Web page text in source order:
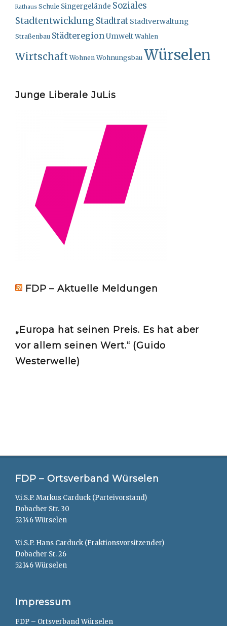
Rathaus Schule Singergelände Soziales
Stadtentwicklung Stadtrat Stadtverwaltung
Straßenbau Städteregion Umwelt Wahlen
Wirtschaft Wohnen WohnungsbauWürselen
Junge Liberale JuLis
FDP – Aktuelle Meldungen
„Europa hat seinen Preis. Es hat aber
vor allem seinen Wert.“ (Guido
Westerwelle)
FDP – Ortsverband Würselen
V.i.S.P. Markus Carduck (Parteivorstand)
Dobacher Str. 30
52146 Würselen
V.i.S.P. Hans Carduck (Fraktionsvorsitzender)
Dobacher Sr. 26
52146 Würselen
Impressum
FDP – Ortsverband Würselen